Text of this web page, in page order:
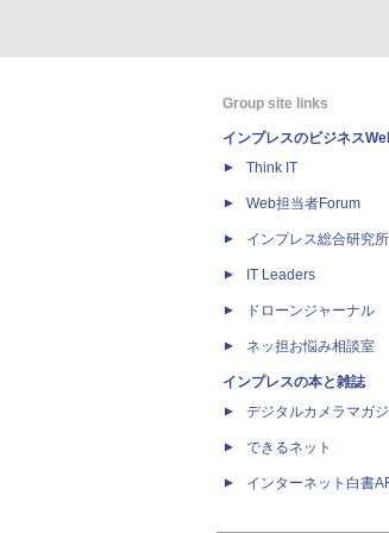
Group site links
インプレスのビジネス
Think IT
Web担当者Forum
インプレス総合研究所
IT Leaders
ドローンジャーナル
ネッ担お悩み相談室
インプレスの本と雑誌
デジタルカメラマガ
できるネット
インターネット白書